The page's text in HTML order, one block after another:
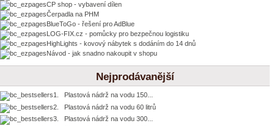
CP shop - vybavení dílen
Čerpadla na PHM
BlueToGo - řešení pro AdBlue
LOG-FIX.cz - pomůcky pro bezpečnou logistiku
HighLights - kovový nábytek s dodáním do 14 dnů
Návod - jak snadno nakoupit v shopu
Nejprodávanější
1. Plastová nádrž na vodu 150...
2. Plastová nádrž na vodu 60 litrů
3. Plastová nádrž na vodu 300...